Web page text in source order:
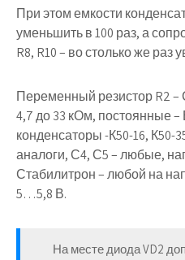
При этом емкости
уменьшить в 100 раз, а
R8, R10 – во столько же раз
Переменный резистор R2
4,7 до 33 кОм, постоянные
конденсаторы -К50-16, К50-
аналоги, С4, С5 – любые,
Стабилитрон – любой на
5…5,8 В.
На месте диода VD2